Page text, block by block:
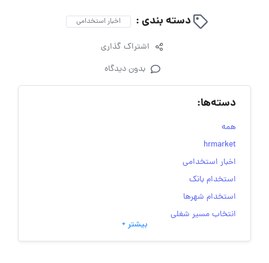
دسته بندی : اخبار استخدامی
اشتراک گذاری
بدون دیدگاه
دسته‌ها:
همه
hrmarket
اخبار استخدامی
استخدام بانک
استخدام شهرها
انتخاب مسیر شغلی
به‌روزرسانی‌های سایت (کارجویی)
بیشتر +